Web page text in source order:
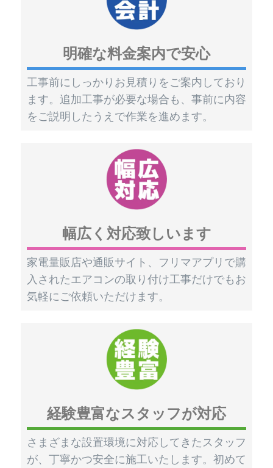
明確な料金案内で安心
工事前にしっかりお見積りをご案内しており
ます。追加工事が必要な場合も、事前に内容
をご説明したうえで作業を進めます。
幅広く対応致しいます
家電量販店や通販サイト、フリマアプリで購
入されたエアコンの取り付け工事だけでもお
気軽にご依頼いただけます。
経験豊富なスタッフが対応
さまざまな設置環境に対応してきたスタッフ
が、丁寧かつ安全に施工いたします。初めて